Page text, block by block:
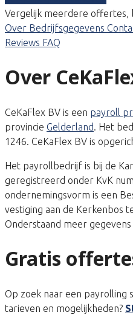
Vergelijk meerdere offertes,
Over Bedrijfsgegevens
Reviews FAQ
Over
CeKaFlex BV is een payroll
provincie Gelderland. Het
1246. CeKaFlex BV is
Het payrollbedrijf is bij de
geregistreerd onder KvK
ondernemingsvorm is een
vestiging aan de Kerkenbos
Onderstaand meer
Gratis
Op zoek naar een payrolling
tarieven en mogelijkheden?